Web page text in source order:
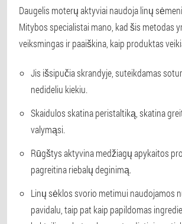
Daugelis moterų aktyviai naudoja linų
Mitybos specialistai mano, kad šis metodas
veiksmingas ir paaiškina, kaip produktas
Jis išsipučia skrandyje, suteikdamas
nedideliu kiekiu.
Skaidulos skatina peristaltiką, skatina
valymąsi.
Rūgštys aktyvina medžiagų apykaitos
pagreitina riebalų deginimą.
Linų sėklos svorio metimui naudojamos
pavidalu, taip pat kaip papildomas